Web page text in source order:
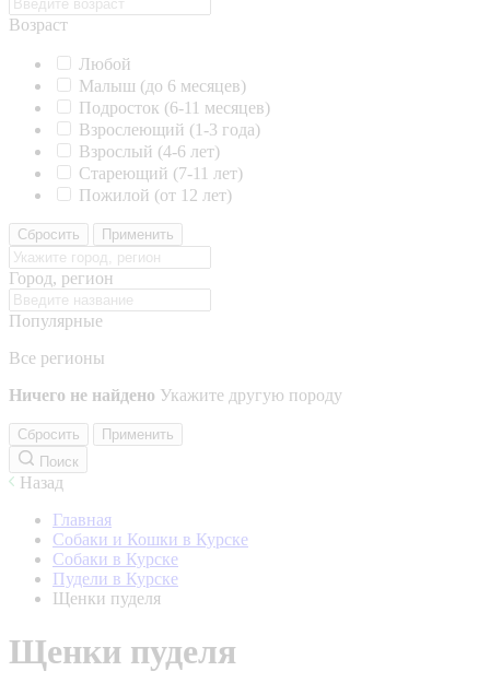
Возраст
Любой
Малыш (до 6 месяцев)
Подросток (6-11 месяцев)
Взрослеющий (1-3 года)
Взрослый (4-6 лет)
Стареющий (7-11 лет)
Пожилой (от 12 лет)
Сбросить Применить
Город, регион
Популярные
Все регионы
Ничего не найдено Укажите другую породу
Сбросить
Применить
Поиск
Назад
Главная
Собаки и Кошки в Курске
Собаки в Курске
Пудели в Курске
Щенки пуделя
Щенки пуделя